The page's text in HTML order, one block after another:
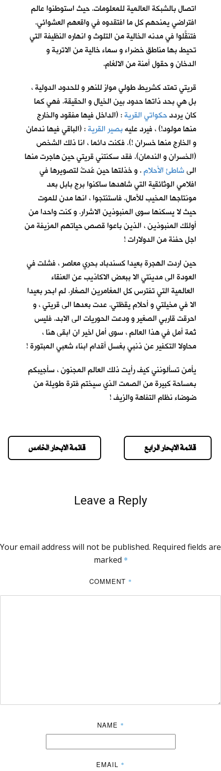
اتصال بالشبكة العالمية للمعلومات. حيث استوطنوا عالم
افتراضي يمنحهم كل ما افتقدوه في واقعهم العشوائي.
فتنقَّلوا في مدنه الخالية من التلوث و انهاره النظيفة التي
تحيط بها مناطق خضراء و سماء خالية من الاتربة و
الدخان و حقول أمنة من الالغام.
قريتي تمتد كشريط طولي موازٍ للنهر و للحدود الدولية ،
بل هي بحد ذاتها حدود بين الخيال و الحقيقة. فهي كما
كان يرددحكواتي القرية: (الداخل فيها مفقود والخارج
منها مولود!) ، فيرد عليهبصير القرية: (الباقي فيها ندمان
و الخارج منها خسران !). فكنت دائما ، انا ذلك الشخص
(الخسران و الندمان). فقد سكنتني قريتي حين هاجرت منها
الىشاطئ الأحلام. و خذلتها حين عُدتُ لتصويرها في
افلامي الوثائقية التي شاهدها ساكنوا برج بابل بعد
مونتاجها المخيب للآمال. فاستنتجوا ، انها مدن للموت
حيث لا يسكنها سوى المنبوذين الاشرار. و كنت واحدا من
أولئك المنبوذين ، الذين باعوا قصص حياتهم المزيفة من
اجل حفنة من الدولارات !
حين اردت الهجرة بعيدا كسندباد بحري معاصر ، فشلت في
العودة الى مدينتي الا ببعض الاكاذيب عن العنقاء
العالمية التي تفترس كل المغامرين الصغار. لم ابحر بعيدا
الا في مخيلتي و أحلام يقظتي. عدت بعدها الى قريتي ، و
احرقت قاربي الصغير و ودعت الحوريات الى الابد. فليس
ثمة أمل في هذا العالم ، سوى أمل اخير ان ابقى هنا ،
محاولا التكفير عن ذنبي بغسل أقدام ابناء شعبي المبتورة !
يأمن تسألونني كيف رأيت ذلك العالم المجنون ، سأجيبكم
بمساحة كبيرة من الصمت الذي سيختم فترة طويلة من
ضوضاء نظام التفاهة والزيف !
قائمة الابحار الخامس قائمة الابحار الرابع
Leave a Reply
Your email address will not be published. Required fields are
marked *
COMMENT *
NAME *
EMAIL *